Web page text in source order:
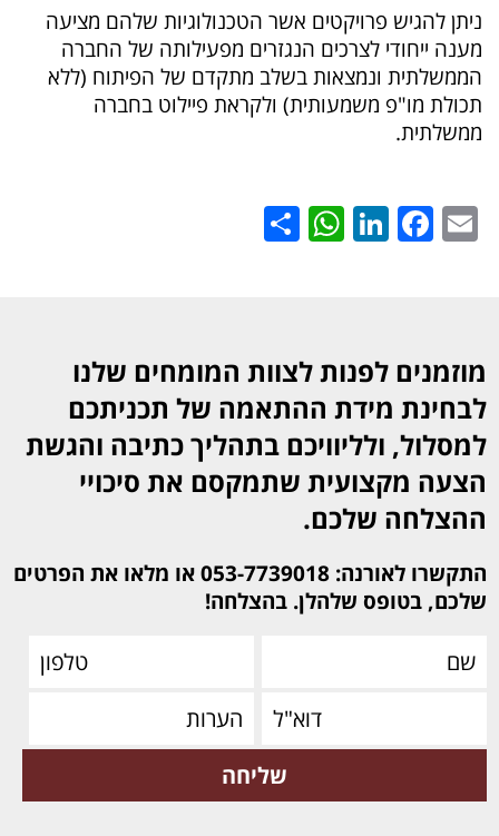
ניתן להגיש פרויקטים אשר הטכנולוגיות שלהם מציעה
מענה ייחודי לצרכים הנגזרים מפעילותה של החברה
הממשלתית ונמצאות בשלב מתקדם של הפיתוח (ללא
תכולת מו"פ משמעותית) ולקראת פיילוט בחברה
ממשלתית.
Email
Facebook
LinkedIn
WhatsApp
מוזמנים לפנות לצוות המומחים שלנו
לבחינת מידת ההתאמה של תכניתכם
למסלול, ולליוויכם בתהליך כתיבה והגשת
הצעה מקצועית שתמקסם את סיכויי
ההצלחה שלכם.
התקשרו לאורנה: 053-7739018 או מלאו את הפרטים
שלכם, בטופס שלהלן. בהצלחה!